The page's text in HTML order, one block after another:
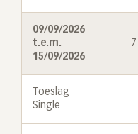
09/09/2026
t.e.m.
15/09/2026
7
Toeslag
Single